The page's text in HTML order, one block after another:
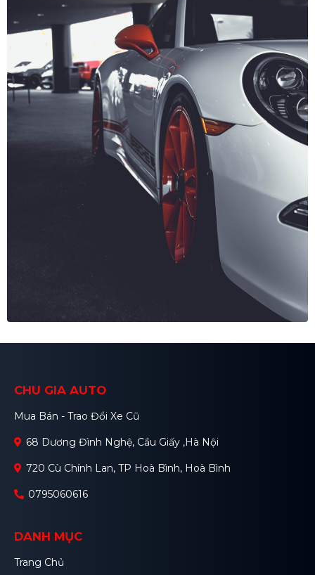
CHU GIA AUTO
Mua Bán - Trao Đổi Xe Cũ
68 Dương Đình Nghệ, Cầu Giấy ,Hà Nội
720 Cù Chính Lan, TP Hoà Bình, Hoà Bình
0795060616
DANH MỤC
Trang Chủ